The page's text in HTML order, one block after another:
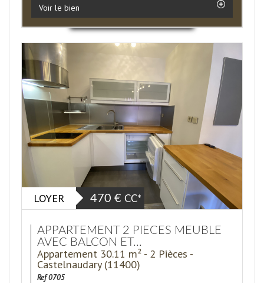
Voir le bien
LOYER 470 € CC*
APPARTEMENT 2 PIECES MEUBLE
AVEC BALCON ET...
Appartement 30.11 m² - 2 Pièces -
Castelnaudary (11400)
Ref 0705